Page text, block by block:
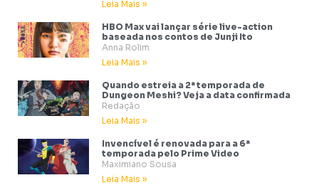
Leia Mais »
HBO Max vai lançar série live-action
baseada nos contos de Junji Ito
Anna Rolim
Leia Mais »
Quando estreia a 2ª temporada de
Dungeon Meshi? Veja a data confirmada
Redação
Leia Mais »
Invencível é renovada para a 6ª
temporada pelo Prime Video
Maximiano Sousa
Leia Mais »